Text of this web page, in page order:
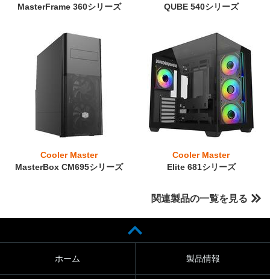
MasterFrame 360シリーズ
QUBE 540シリーズ
Cooler Master
MasterBox CM695シリーズ
Cooler Master
Elite 681シリーズ
関連製品の一覧を見る
ホーム 製品情報